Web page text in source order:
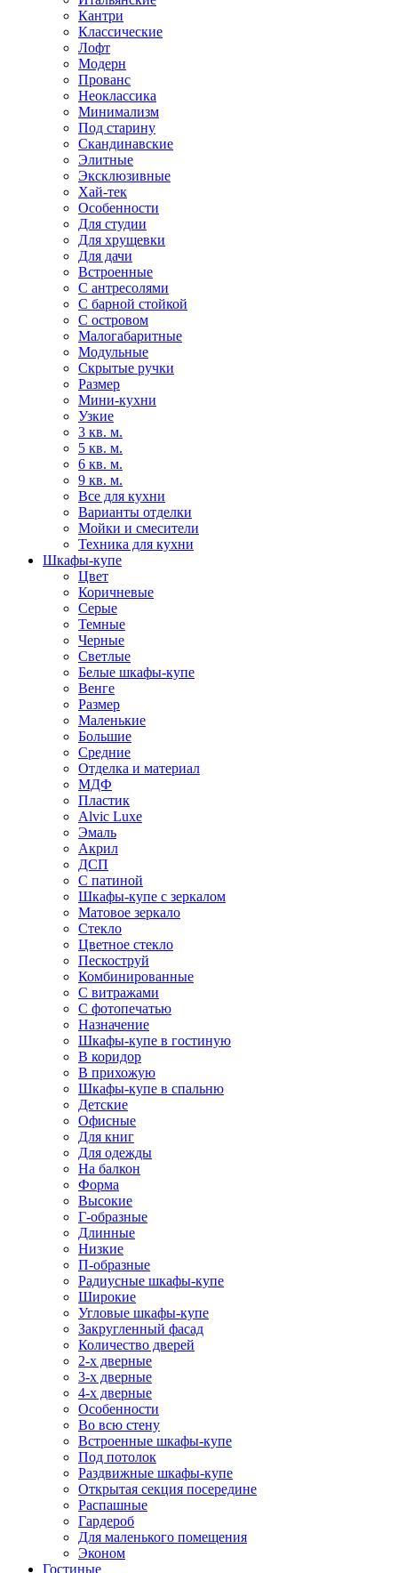
Кантри
Классические
Лофт
Модерн
Прованс
Неоклассика
Минимализм
Под старину
Скандинавские
Элитные
Эксклюзивные
Хай-тек
Особенности
Для студии
Для хрущевки
Для дачи
Встроенные
С антресолями
С барной стойкой
С островом
Малогабаритные
Модульные
Скрытые ручки
Размер
Мини-кухни
Узкие
3 кв. м.
5 кв. м.
6 кв. м.
9 кв. м.
Все для кухни
Варианты отделки
Мойки и смесители
Техника для кухни
Шкафы-купе
Цвет
Коричневые
Серые
Темные
Черные
Светлые
Белые шкафы-купе
Венге
Размер
Маленькие
Большие
Средние
Отделка и материал
МДФ
Пластик
Alvic Luxe
Эмаль
Акрил
ДСП
С патиной
Шкафы-купе с зеркалом
Матовое зеркало
Стекло
Цветное стекло
Пескоструй
Комбинированные
С витражами
С фотопечатью
Назначение
Шкафы-купе в гостиную
В коридор
В прихожую
Шкафы-купе в спальню
Детские
Офисные
Для книг
Для одежды
На балкон
Форма
Высокие
Г-образные
Длинные
Низкие
П-образные
Радиусные шкафы-купе
Широкие
Угловые шкафы-купе
Закругленный фасад
Количество дверей
2-х дверные
3-х дверные
4-х дверные
Особенности
Во всю стену
Встроенные шкафы-купе
Под потолок
Раздвижные шкафы-купе
Открытая секция посередине
Распашные
Гардероб
Для маленького помещения
Эконом
Гостиные